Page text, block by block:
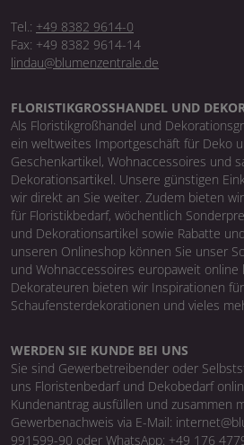
Tel.: +49 8382 9614-0
Fax: +49 8382 9614-14
lindau@blumenzentrale.de
FLORISTIKGROSSHANDEL UND
Als Floristikgroßhandel und
ein weltweites Importgeschäft für Deko
Geschenkartikel, Wohnaccessoires und
Dekorationsartikel. Unsere günstigen
wir direkt an Sie weiter. Zudem bieten
für Floristikbedarf, wöchentlich
und Dekorationsartikel sowie Rabatte
unseren Onlineshop können Sie unser
und Wohnaccessoires europaweit online
Dekorateuren bieten wir Inspirationen
Schaufensterdekorationen und vieles
WERDEN SIE KUNDE BEI UNS
Sie sind Gewerbetreibender oder
uns Floristenbedarf und Dekobedarf
Kundenantrag ausfüllen und zusammen
Gewerbenachweis via E-Mail:
991599-90 oder WhatsApp: +49 176